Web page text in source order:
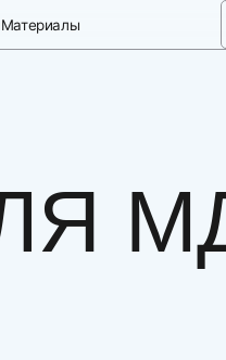
Материалы